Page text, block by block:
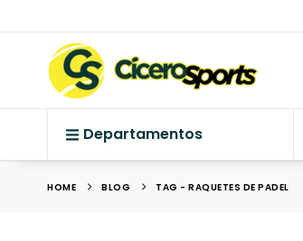
Departamentos
HOME BLOG TAG - RAQUETES DE PADEL